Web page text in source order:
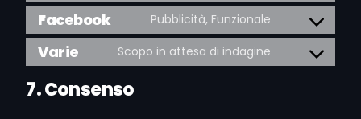
Facebook Pubblicità, Funzionale
Varie Scopo in attesa di indagine
7. Consenso